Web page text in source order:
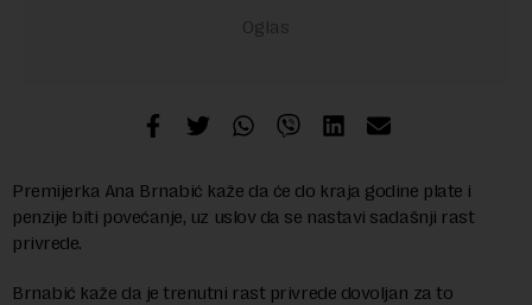
Premijerka Ana Brnabić kaže da će do kraja godine plate i
penzije biti povećanje, uz uslov da se nastavi sadašnji rast
privrede.
Brnabić kaže da je trenutni rast privrede dovoljan za to